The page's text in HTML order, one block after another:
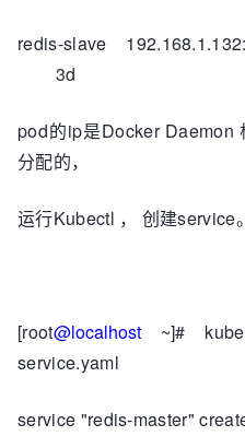
redis-slave
3d
pod的ip是Docker Daemon
分配的，
运行Kubectl ， 创建service。
[root@localhost~]#
service.yaml
service "redis-master"